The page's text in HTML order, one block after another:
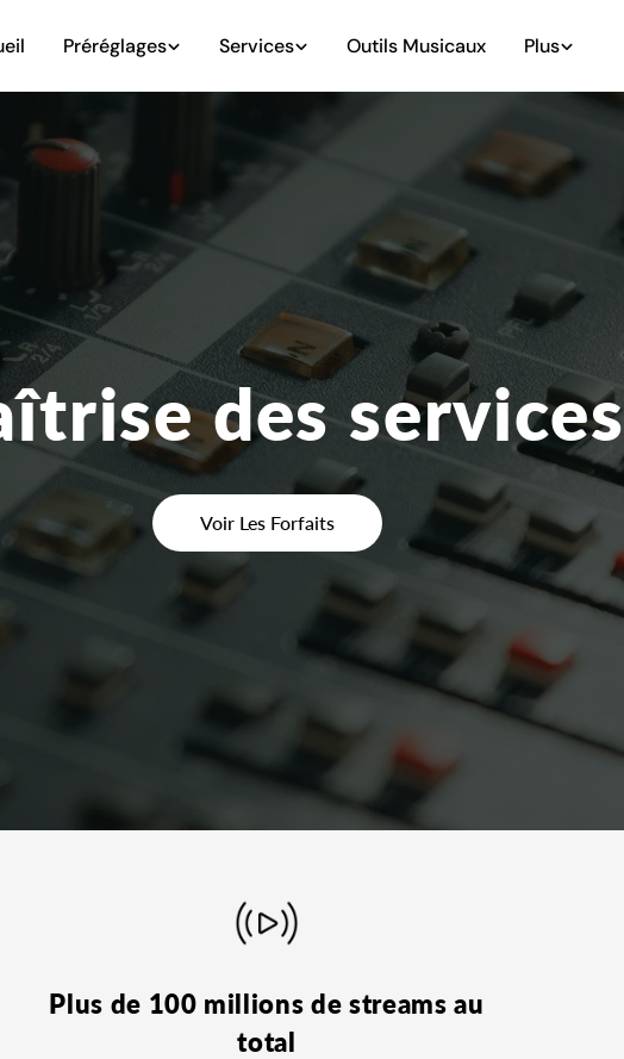
Préréglages Services Outils Musicaux Plus
des services
Voir Les Forfaits
Plus de 100 millions de streams au
total